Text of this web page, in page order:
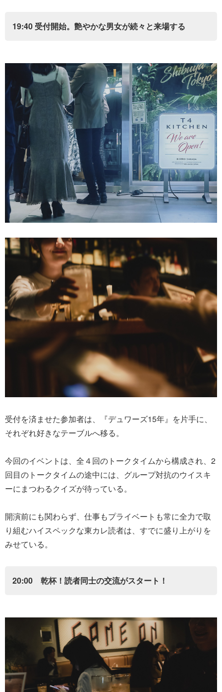
19:40 受付開始。艶やかな男女が続々と来場する
受付を済ませた参加者は、『デュワーズ15年』を片手に、
それぞれ好きなテーブルへ移る。
今回のイベントは、全４回のトークタイムから構成され、2
回目のトークタイムの途中には、グループ対抗のウイスキ
ーにまつわるクイズが待っている。
開演前にも関わらず、仕事もプライベートも常に全力で取
り組むハイスペックな東カレ読者は、すでに盛り上がりを
みせている。
20:00 乾杯！読者同士の交流がスタート！